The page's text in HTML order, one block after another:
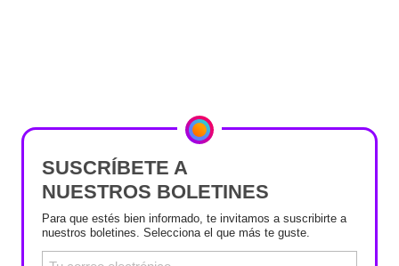
SUSCRÍBETE A
NUESTROS BOLETINES
Para que estés bien informado, te invitamos a suscribirte a
nuestros boletines. Selecciona el que más te guste.